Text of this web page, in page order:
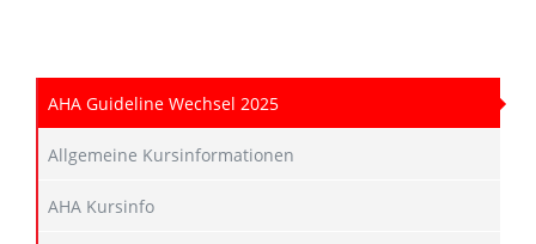
AHA Guideline Wechsel 2025
Allgemeine Kursinformationen
AHA Kursinfo